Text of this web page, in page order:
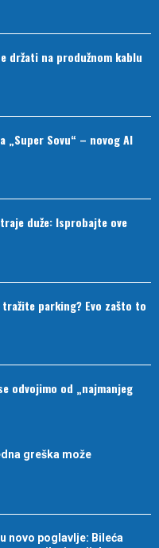
držati na produžnom kablu
„Super Sovu“ – novog AI
duže: Isprobajte ove
parking? Evo zašto to
odvojimo od „najmanjeg
greška može
novo poglavlje: Bileća